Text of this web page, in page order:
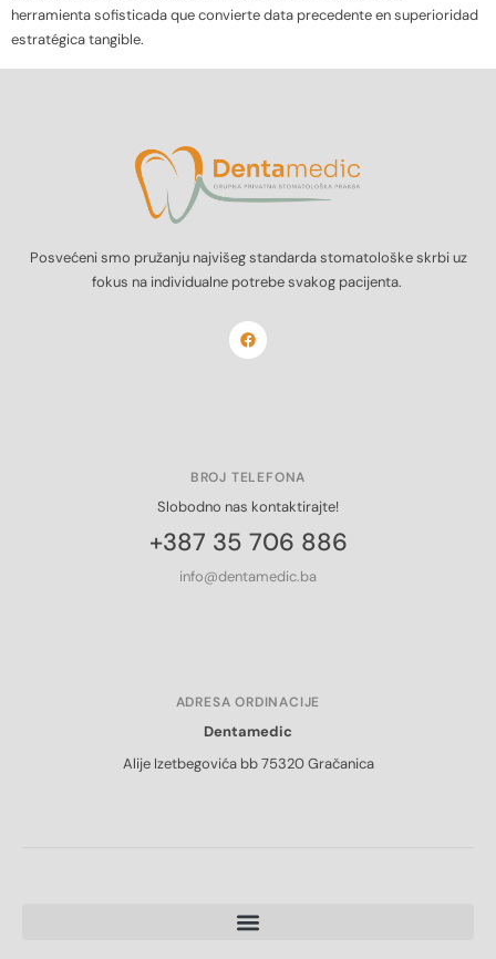
herramienta sofisticada que convierte data precedente en superioridad
estratégica tangible.
Posvećeni smo pružanju najvišeg standarda stomatološke skrbi uz
fokus na individualne potrebe svakog pacijenta.
BROJ TELEFONA
Slobodno nas kontaktirajte!
+387 35 706 886
info@dentamedic.ba
ADRESA ORDINACIJE
Dentamedic
Alije Izetbegovića bb 75320 Gračanica